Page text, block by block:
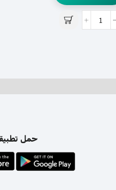
حمل